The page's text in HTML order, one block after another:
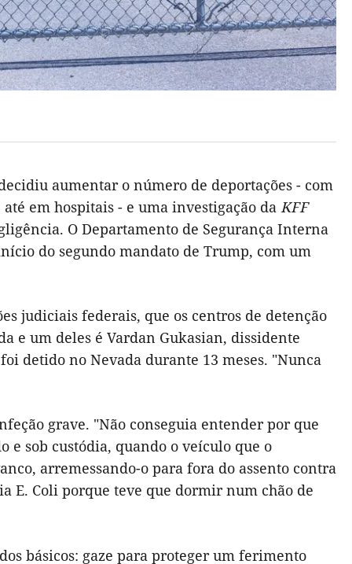
aumentar o número de deportações - com
em hospitais - e uma investigação da KFF
O Departamento de Segurança Interna
do segundo mandato de Trump, com um
judiciais federais, que os centros de detenção
e um deles é Vardan Gukasian, dissidente
detido no Nevada durante 13 meses. "Nunca
grave. "Não conseguia entender por que
e sob custódia, quando o veículo que o
arremessando-o para fora do assento contra
E. Coli porque teve que dormir num chão de
básicos: gaze para proteger um ferimento